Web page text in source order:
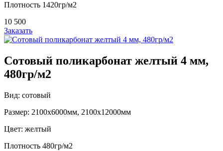
Плотность 1420гр/м2
10 500
Заказать
Сотовый поликарбонат желтый 4 мм,
480гр/м2
Вид: сотовый
Размер: 2100х6000мм, 2100х12000мм
Цвет: желтый
Плотность 480гр/м2